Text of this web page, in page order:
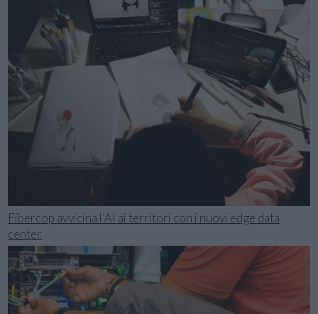
Fibercop avvicina l’AI ai territori con i nuovi edge data
center